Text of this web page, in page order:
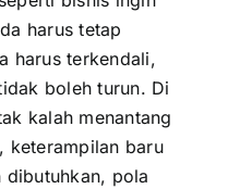
harus tetap
harus terkendali,
boleh turun. Di
kalah menantang
keterampilan baru
dibutuhkan, pola